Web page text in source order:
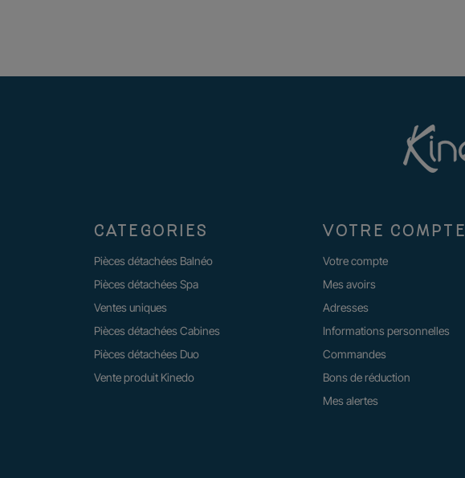
CATEGORIES
Pièces détachées Balnéo
Pièces détachées Spa
Ventes uniques
Pièces détachées Cabines
Pièces détachées Duo
Vente produit Kinedo
VOTRE COMPTE
Votre compte
Mes avoirs
Adresses
Informations personnelles
Commandes
Bons de réduction
Mes alertes